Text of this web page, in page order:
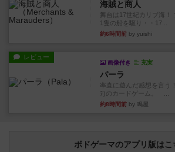
海賊と商人
舞台は17世紀カリブ海！
1隻の船を駆り・・17...
約6時間前 by yuishi
レビュー
画像付き 充実
パーラ
率直に遊んだ感想を言う
ﾃ)のカードゲーム。 ...
約8時間前 by 鳴屋
ボドゲーマのアプリ版はこ